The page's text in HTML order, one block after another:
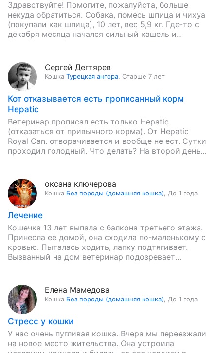
Здравствуйте! Помогите, пожалуйста, больше
некуда обратиться. Собака, помесь шпица и чихуа
(покупали как шпица), 10 лет, вес 5,9 кг. Где-то с
декабря месяца начался сильный кашель и
Сергей Дегтярев
Кошка Турецкая ангора Старше 7 лет
Кот отказывается есть прописанный корм
Hepatic
Ветеринар прописал есть только Hepatic
(отказаться от привычного корма). От Hepatic
Royal Can. отворачивается и вообще не ест. Сутки
проходил голодный. Что делать? На второй день
оксана ключерова
Кошка Без породы (домашняя кошка) До 1 года
Лечение
Кошечка 13 лет выпала с балкона третьего этажа.
Принесла ее домой, она сходила по-маленькому с
кровью. Пыталась ходить, лапку подтягивает.
Вызванный на дом ветеринар подозревает
Елена Мамедова
Кошка Без породы (домашняя кошка) До 1 года
Стресс у кошки
У нас очень пугливая кошка. Вчера мы переезжали
на новое место жительства. Она устроила